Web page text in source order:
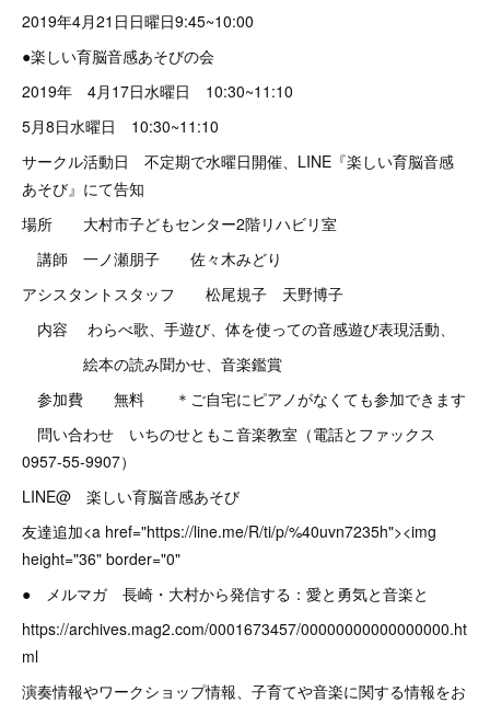
2019年4月21日日曜日9:45~10:00
●楽しい育脳音感あそびの会
2019年 4月17日水曜日 10:30~11:10
5月8日水曜日 10:30~11:10
サークル活動日 不定期で水曜日開催、LINE『楽しい育脳音感
あそび』にて告知
場所 大村市子どもセンター2階リハビリ室
講師 一ノ瀬朋子 佐々木みどり
アシスタントスタッフ 松尾規子 天野博子
内容 わらべ歌、手遊び、体を使っての音感遊び表現活動、
絵本の読み聞かせ、音楽鑑賞
参加費 無料 ＊ご自宅にピアノがなくても参加できます
問い合わせ いちのせともこ音楽教室（電話とファックス
0957-55-9907）
LINE@ 楽しい育脳音感あそび
友達追加<a href="https://line.me/R/ti/p/%40uvn7235h"><img
height="36" border="0"
● メルマガ 長崎・大村から発信する：愛と勇気と音楽と
https://archives.mag2.com/0001673457/00000000000000000.ht
ml
演奏情報やワークショップ情報、子育てや音楽に関する情報をお